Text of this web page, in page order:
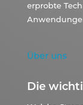
erprobte
Über uns
Die